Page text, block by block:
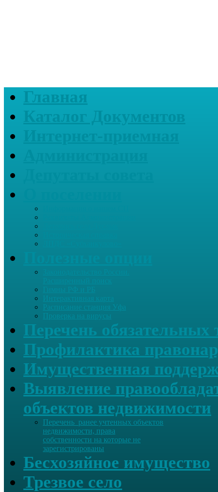
Главная
Каталог Документов
Интерактивная карта
Расписание станция Уфа
Проверка на вирусы
Перечень обязательных
Профилактика
Имущественная
Выявление
объектов недвижимости
Перечень ранее учтенных объектов
недвижимости, права
собственности на которые не
зарегистрированы
Бесхозяйное имущество
Трезвое село